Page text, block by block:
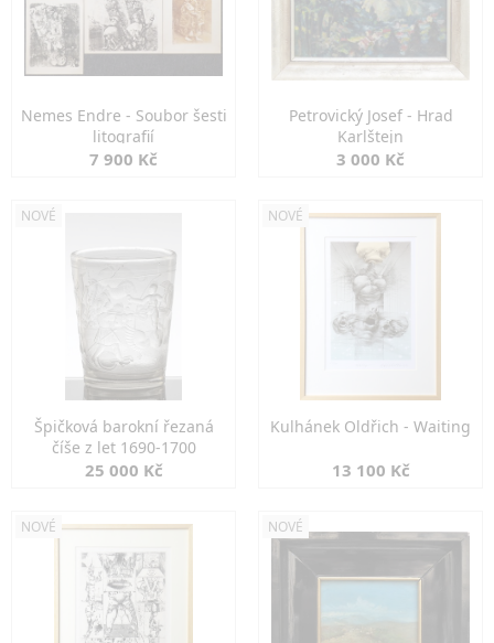
Nemes Endre - Soubor šesti
litografií
7 900 Kč
Petrovický Josef - Hrad
Karlštejn
3 000 Kč
NOVÉ
Špičková barokní řezaná
číše z let 1690-1700
25 000 Kč
NOVÉ
Kulhánek Oldřich - Waiting
13 100 Kč
NOVÉ NOVÉ